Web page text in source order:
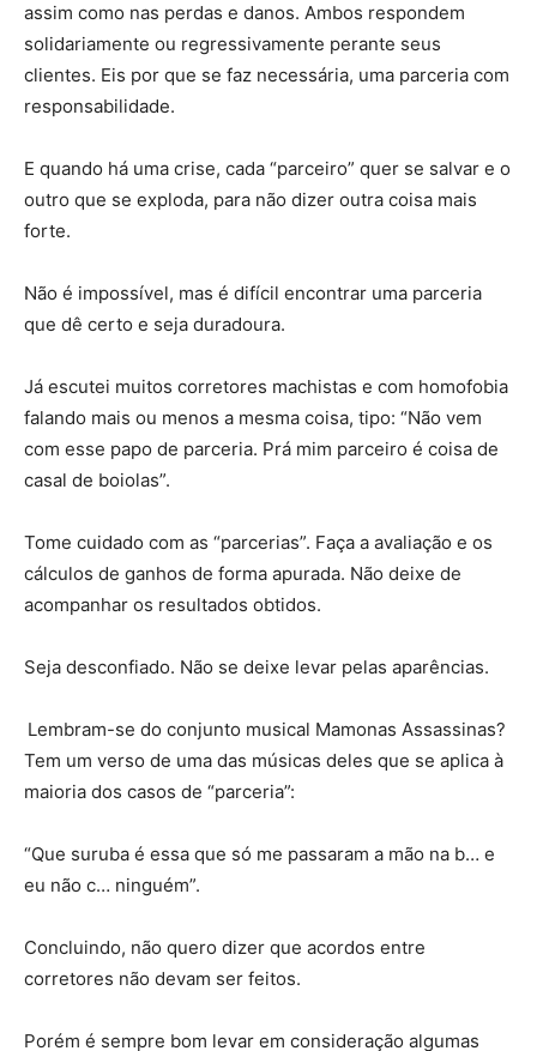
assim como nas perdas e danos. Ambos respondem
solidariamente ou regressivamente perante seus
clientes. Eis por que se faz necessária, uma parceria com
responsabilidade.
E quando há uma crise, cada “parceiro” quer se salvar e o
outro que se exploda, para não dizer outra coisa mais
forte.
Não é impossível, mas é difícil encontrar uma parceria
que dê certo e seja duradoura.
Já escutei muitos corretores machistas e com homofobia
falando mais ou menos a mesma coisa, tipo: “Não vem
com esse papo de parceria. Prá mim parceiro é coisa de
casal de boiolas”.
Tome cuidado com as “parcerias”. Faça a avaliação e os
cálculos de ganhos de forma apurada. Não deixe de
acompanhar os resultados obtidos.
Seja desconfiado. Não se deixe levar pelas aparências.
Lembram-se do conjunto musical Mamonas Assassinas?
Tem um verso de uma das músicas deles que se aplica à
maioria dos casos de “parceria”:
“Que suruba é essa que só me passaram a mão na b… e
eu não c… ninguém”.
Concluindo, não quero dizer que acordos entre
corretores não devam ser feitos.
Porém é sempre bom levar em consideração algumas